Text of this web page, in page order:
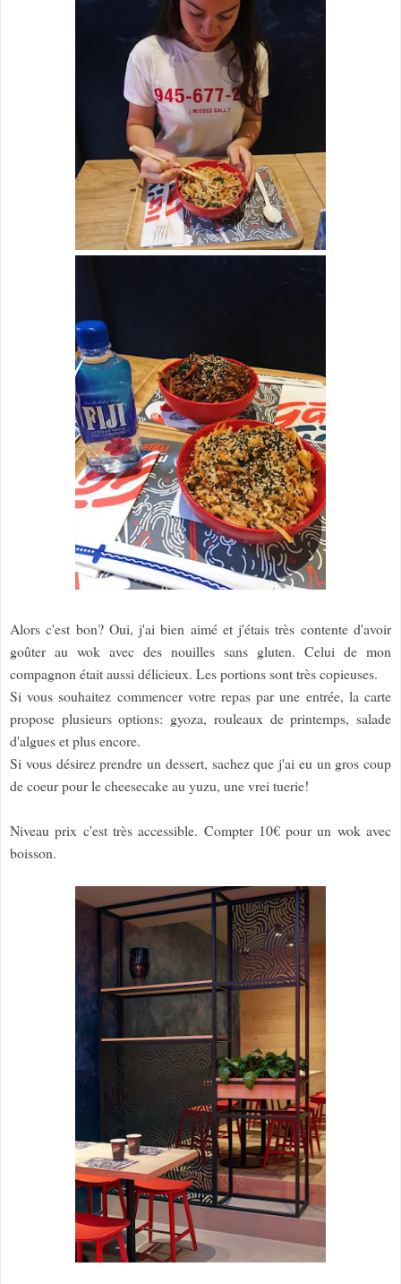
Alors c'est bon? Oui, j'ai bien aimé et j'étais très contente d'avoir
goûter au wok avec des nouilles sans gluten. Celui de mon
compagnon était aussi délicieux. Les portions sont très copieuses.
Si vous souhaitez commencer votre repas par une entrée, la carte
propose plusieurs options: gyoza, rouleaux de printemps, salade
d'algues et plus encore.
Si vous désirez prendre un dessert, sachez que j'ai eu un gros coup
de coeur pour le cheesecake au yuzu, une vrei tuerie!
Niveau prix c'est très accessible. Compter 10€ pour un wok avec
boisson.